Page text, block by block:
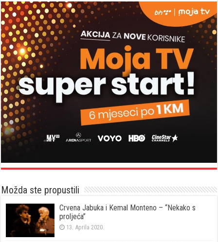
Možda ste propustili
Crvena Jabuka i Kemal Monteno – “Nekako s
proljeća”
13. Aprila 2020.